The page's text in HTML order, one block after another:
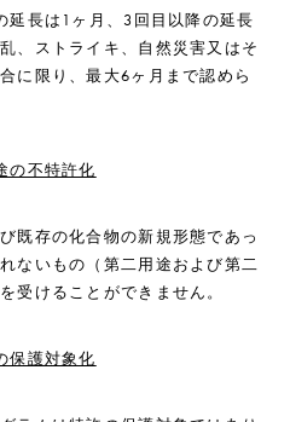
延長は1ヶ月、3回目以降の延長
、ストライキ、自然災害又はそ
に限り、最大6ヶ月まで認めら
の不特許化
既存の化合物の新規形態であっ
ないもの（第二用途および第二
受けることができません。
保護対象化